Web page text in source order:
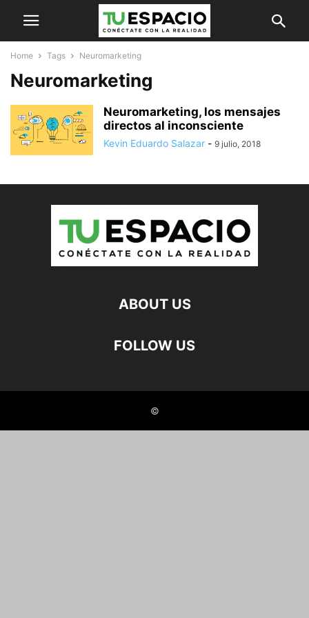
Home Tags Neuromarketing
Neuromarketing
Neuromarketing, los mensajes
directos al inconsciente
Kevin Eduardo Salazar - 9 julio, 2018
ABOUT US
FOLLOW US
©